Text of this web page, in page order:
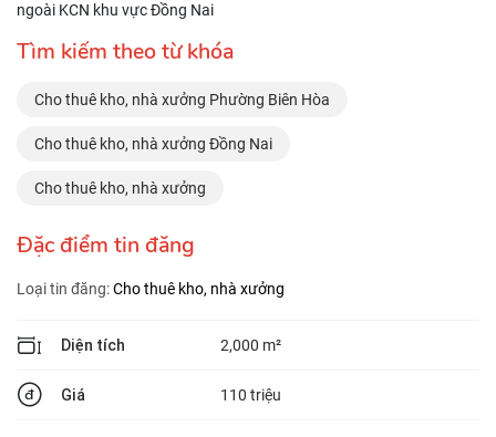
ngoài KCN khu vực Đồng Nai
Tìm kiếm theo từ khóa
Cho thuê kho, nhà xưởng Phường Biên Hòa
Cho thuê kho, nhà xưởng Đồng Nai
Cho thuê kho, nhà xưởng
Đặc điểm tin đăng
Loại tin đăng:Cho thuê kho, nhà xưởng
Diện tích 2,000 m²
Giá 110 triệu